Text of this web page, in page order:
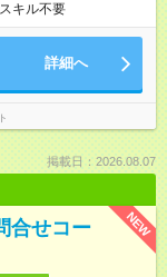
キル不要
詳細へ
掲載日：2026.08.07
NEW
合せコー